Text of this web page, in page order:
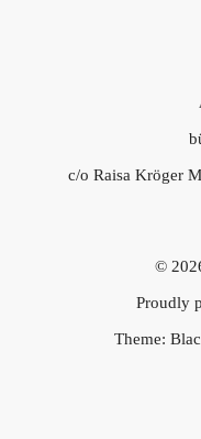
c/o Raisa Kröger
©
Proudly
Theme: